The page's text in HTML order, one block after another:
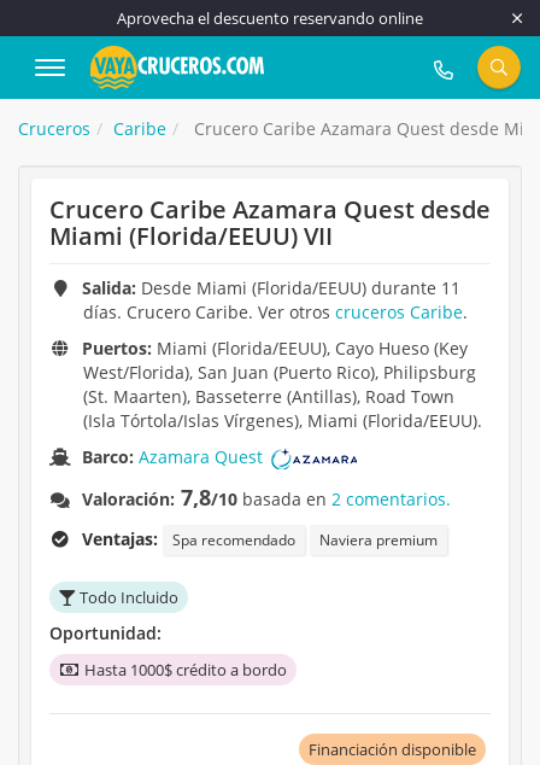
Aprovecha el descuento reservando online
917 815 555
Cruceros Caribe Crucero Caribe Azamara Quest desde
Crucero Caribe Azamara Quest desde
Miami (Florida/EEUU) VII
Salida: Desde Miami (Florida/EEUU) durante 11
días. Crucero Caribe. Ver otros cruceros Caribe.
Puertos: Miami (Florida/EEUU), Cayo Hueso (Key
West/Florida), San Juan (Puerto Rico), Philipsburg
(St. Maarten), Basseterre (Antillas), Road Town
(Isla Tórtola/Islas Vírgenes), Miami (Florida/EEUU).
Barco:Azamara Quest
Valoración: 7,8/10 basada en2 comentarios.
Ventajas:
Spa recomendado Naviera premium
Todo Incluido
Oportunidad:
Hasta 1000$ crédito a bordo
Financiación disponible